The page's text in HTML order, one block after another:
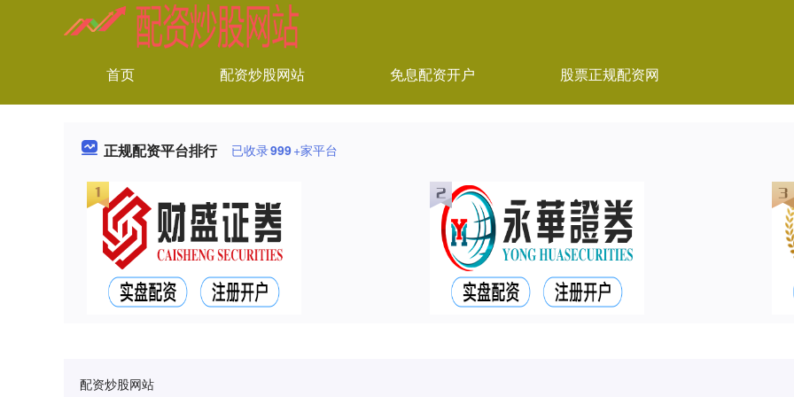
首页 配资炒股网站 免息配资开户 股票正规配资网
正规配资平台排行 已收录999+家平台
配资炒股网站